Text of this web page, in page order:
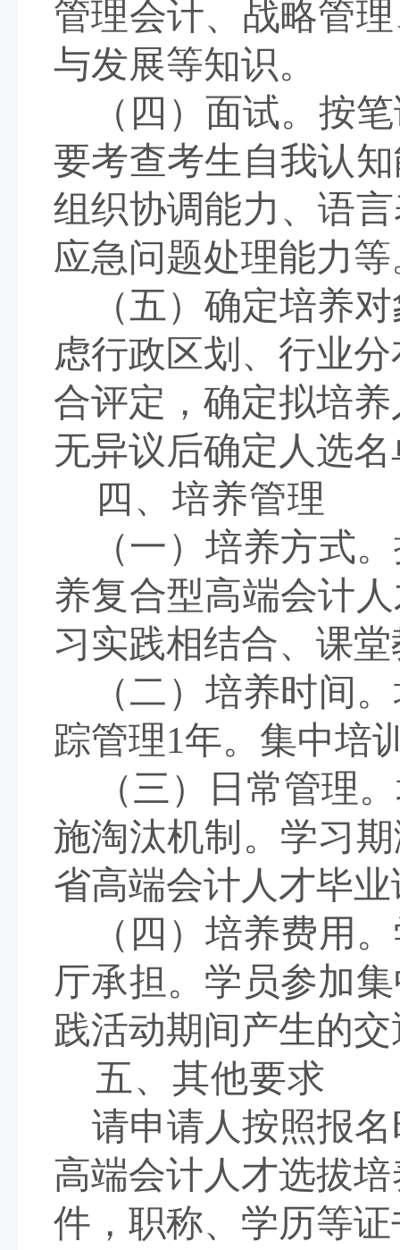
管理会计、战略管
与发展等知识。
（四）面试。 按
要考查考生自我认
组织协调能力、语
应急问题处理能力等
（五）确定培养
虑行政区划、行业
合评定，确定拟培
无异议后确定 人选
四、培养管理
（一）培养方式。
养复合型高端会计
习实践相结合、 课
（二）培养时间。
踪管理1年。集中培
（三）日常管理。
施淘汰机制。学习
省高端会计人才毕
（四）培养费用。
厅承担。学员参加
践活动期间产生的
五、其他要求
请申请人按照报
高端会计人才选拔
件，职称、学历等